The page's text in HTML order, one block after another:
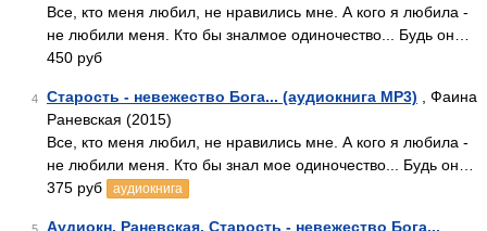
Все, кто меня любил, не нравились мне. А кого я любила -
не любили меня. Кто бы зналмое одиночество... Будь он…
450 руб
4 Старость - невежество Бога... (аудиокнига MP3) , Фаина
Раневская (2015)
Все, кто меня любил, не нравились мне. А кого я любила -
не любили меня. Кто бы знал мое одиночество... Будь он…
375 руб
аудиокнига
Аудиокн. Раневская. Старость - невежество Бога...